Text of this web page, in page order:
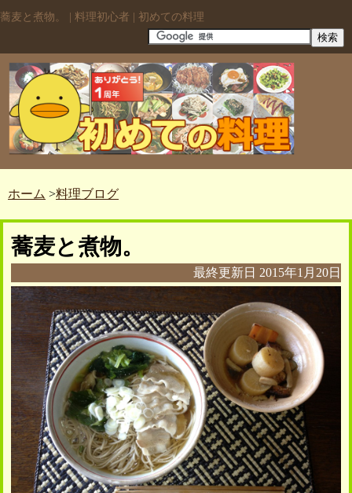
蕎麦と煮物。 | 料理初心者 | 初めての料理
ホーム >料理ブログ
蕎麦と煮物。
最終更新日 2015年1月20日